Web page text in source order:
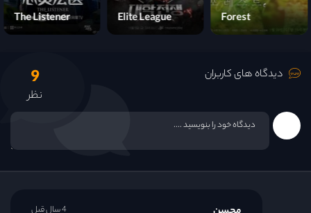
Forest
Elite League
The Listener
دیدگاه های کاربران 9
نظر